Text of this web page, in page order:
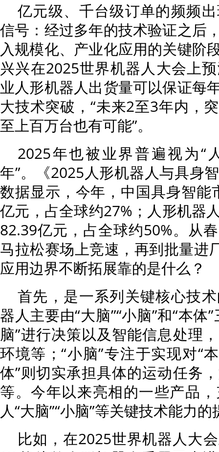
亿元级、千台级订单的频频
信号：经过多年的技术验证之后
入规模化、产业化应用的关键阶
兴兴在2025世界机器人大会上
业人形机器人出货量可以保证每
大技术突破，“未来2至3年内，
至上百万台也有可能”。
2025年也被业界普遍视为“
年”。《2025人形机器人与具身
数据显示，今年，中国具身智能
亿元，占全球约27%；人形机器
82.39亿元，占全球约50%。从
马拉松赛场上竞速，再到批量进
应用边界不断拓展靠的是什么？
首先，是一系列关键核心技
器人主要由“大脑”“小脑”和“本体
脑”进行决策以及智能信息处理
环境等；“小脑”专注于实现对“
体”则切实承担具体的运动任务
等。今年以来亮相的一些产品
人“大脑”“小脑”等关键技术能力的
比如，在2025世界机器人大